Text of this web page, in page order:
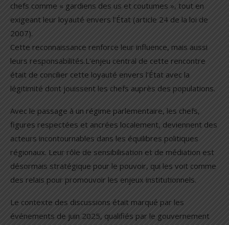
chefs comme « gardiens des us et coutumes », tout en
exigeant leur loyauté envers l’État (article 24 de la loi de
2007).
Cette reconnaissance renforce leur influence, mais aussi
leurs responsabilités.L’enjeu central de cette rencontre
était de concilier cette loyauté envers l’État avec la
légitimité dont jouissent les chefs auprès des populations.
Avec le passage à un régime parlementaire, les chefs,
figures respectées et ancrées localement, deviennent des
acteurs incontournables dans les équilibres politiques
régionaux. Leur rôle de sensibilisation et de médiation est
désormais stratégique pour le pouvoir, qui les voit comme
des relais pour promouvoir les enjeux institutionnels.
Le contexte des discussions était marqué par les
événements de juin 2025, qualifiés par le gouvernement